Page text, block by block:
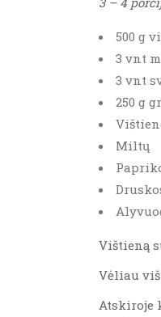
500 g
3 vnt
3 vnt
250 g
Miltų
Vištieną
Vėliau
Atskiroje